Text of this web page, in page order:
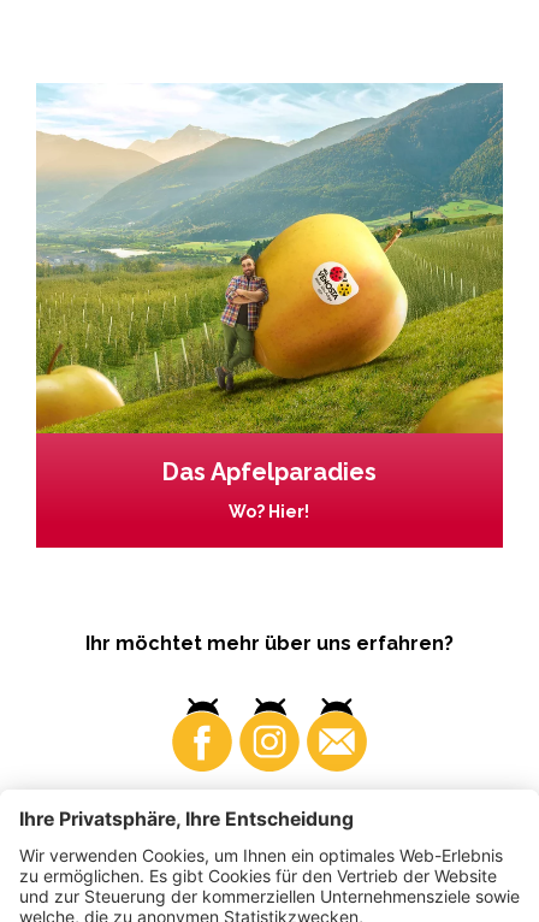
Das Apfelparadies
Wo? Hier!
Ihr möchtet mehr über uns erfahren?
Business Produzenten